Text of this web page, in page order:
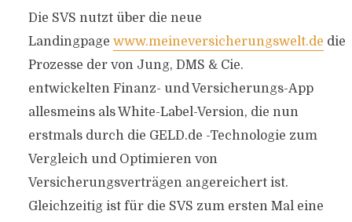
Die SVS nutzt über die neue
Landingpage www.meineversicherungswelt.de die
Prozesse der von Jung, DMS & Cie.
entwickelten Finanz- und Versicherungs-App
allesmeins als White-Label-Version, die nun
erstmals durch die GELD.de -Technologie zum
Vergleich und Optimieren von
Versicherungsverträgen angereichert ist.
Gleichzeitig ist für die SVS zum ersten Mal eine